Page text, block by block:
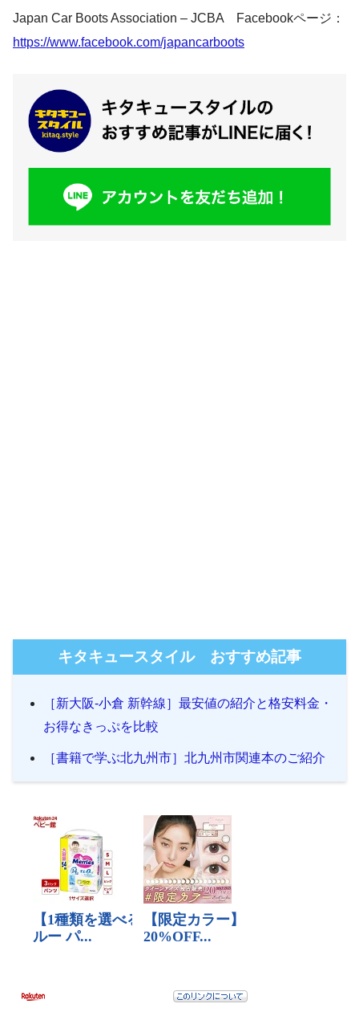
Japan Car Boots Association – JCBA Facebookページ：
https://www.facebook.com/japancarboots
キタキュースタイル おすすめ記事
［新大阪-小倉 新幹線］最安値の紹介と格安料金・
お得なきっぷを比較
［書籍で学ぶ北九州市］北九州市関連本のご紹介